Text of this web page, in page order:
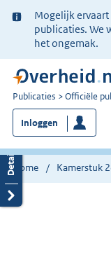
Ter
informatie:
Mogelijk
publicaties. We
het ongemak.
U
bent
nu
hier:
Publicaties Officiële
Inloggen
Home Kamerstuk